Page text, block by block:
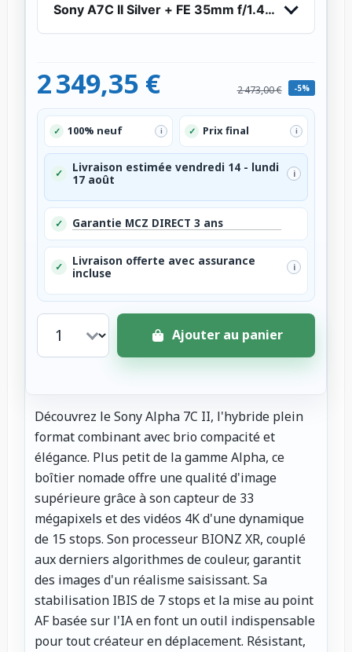
Sony A7C II Silver + FE 35mm f/1.4 GM -
2 349,35 € 2 473,00 € -5%
✓ 100% neuf i ✓ Prix final i
✓
Livraison estimée vendredi 14 - lundi
17 août
i
✓ Garantie MCZ DIRECT 3 ans
✓
Livraison offerte avec assurance
incluse
i
Ajouter au panier
Découvrez le Sony Alpha 7C II, l'hybride plein
format combinant avec brio compacité et
élégance. Plus petit de la gamme Alpha, ce
boîtier nomade offre une qualité d'image
supérieure grâce à son capteur de 33
mégapixels et des vidéos 4K d'une dynamique
de 15 stops. Son processeur BIONZ XR, couplé
aux derniers algorithmes de couleur, garantit
des images d'un réalisme saisissant. Sa
stabilisation IBIS de 7 stops et la mise au point
AF basée sur l'IA en font un outil indispensable
pour tout créateur en déplacement. Résistant,